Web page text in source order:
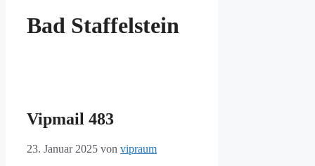
Bad Staffelstein
Vipmail 483
23. Januar 2025 von vipraum